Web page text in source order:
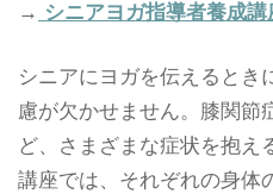
→ シニアヨガ指導者養成
シニアにヨガを伝えるとき
慮が欠かせません。膝関節
ど、さまざまな症状を抱え
講座では、それぞれの身体